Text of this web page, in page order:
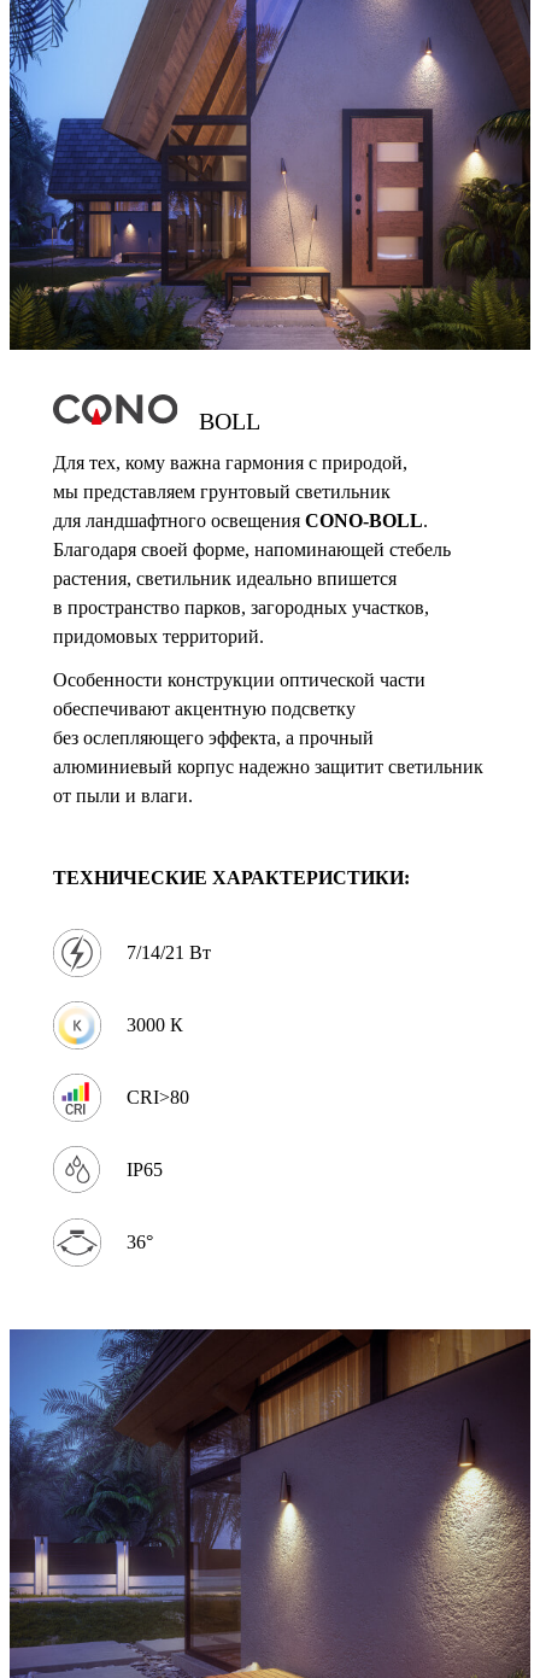
BOLL
Для тех, кому важна гармония с природой,
мы представляем грунтовый светильник
для ландшафтного освещения CONO-BOLL.
Благодаря своей форме, напоминающей стебель
растения, светильник идеально впишется
в пространство парков, загородных участков,
придомовых территорий.
Особенности конструкции оптической части
обеспечивают акцентную подсветку
без ослепляющего эффекта, а прочный
алюминиевый корпус надежно защитит светильник
от пыли и влаги.
ТЕХНИЧЕСКИЕ ХАРАКТЕРИСТИКИ:
7/14/21 Вт
3000 К
CRI>80
IP65
36°